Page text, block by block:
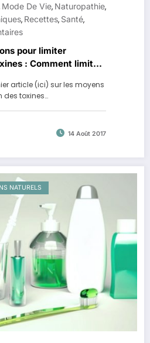
Mode De Vie, Naturopathie,
, Recettes, Santé,
pour limiter
: Comment limiter
article (ici) sur les moyens
des toxines…
14 Août 2017
NATURELS